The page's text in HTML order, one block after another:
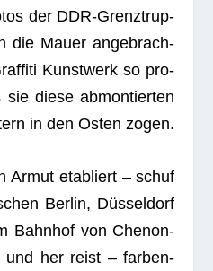
der DDR-Grenz­trup­
die Mauer ange­brach­
Kunst­werk so pro­
diese abmon­tier­ten
in den Osten zogen.
Armut eta­bliert – schuf
Ber­lin, Düs­sel­dorf
Bahn­hof von Chenon­
und her reist – far­ben­